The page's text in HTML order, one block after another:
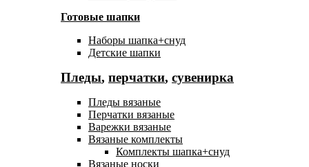
Готовые шапки
Наборы шапка+снуд
Детские шапки
Пледы, перчатки, сувенирка
Пледы вязаные
Перчатки вязаные
Варежки вязаные
Вязаные комплекты
Комплекты шапка+снуд
Вязаные носки